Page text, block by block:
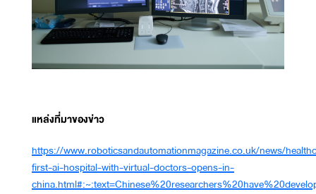
แหล่งที่มาของข่าว
https://www.roboticsandautomationmagazine.co.uk/news/
first-ai-hospital-with-virtual-doctors-opens-in-